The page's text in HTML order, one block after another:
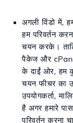
अगली विंडो में,
हम परिवर्तन
चयन करके।
पैकेज और
के दाईं ओर, हम
चयन फीचर का
उपयोगकर्ता,
है अगर हमारे
परिवर्तन करना